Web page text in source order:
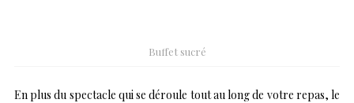
Buffet sucré
En plus du spectacle qui se déroule tout au long de votre repas, le